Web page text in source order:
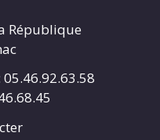
République